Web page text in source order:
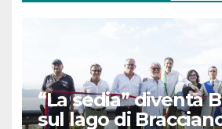
“La sedia” diventa
sul lago di